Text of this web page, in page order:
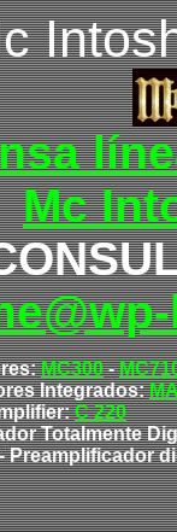
Mc
MC300 -
Integrados:
C 220
Totalmente
- Preamplificador